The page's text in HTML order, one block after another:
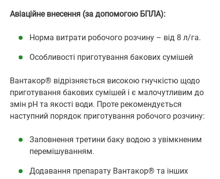
Авіаційне внесення (за допомогою БПЛА):
Норма витрати робочого розчину – від 8 л/га.
Особливості приготування бакових сумішей
Вантакор® відрізняється високою гнучкістю щодо
приготування бакових сумішей і є малочутливим до
змін pH та якості води. Проте рекомендується
наступний порядок приготування робочого розчину:
Заповнення третини баку водою з увімкненим
перемішуванням.
Додавання препарату Вантакор® та інших